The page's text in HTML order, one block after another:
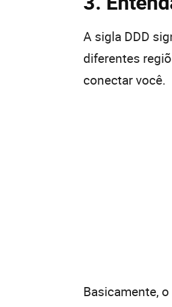
A sigla DDD
diferentes
conectar você.
Basicamente,